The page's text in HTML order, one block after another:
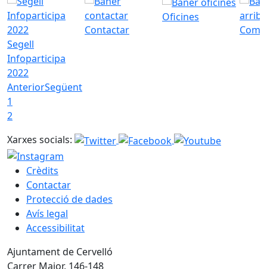
Segell
Infoparticipa
2022
Contactar
Oficines
Com
AnteriorSegüent
1
2
Xarxes socials:
Crèdits
Contactar
Protecció de dades
Avís legal
Accessibilitat
Ajuntament de Cervelló
Carrer Major, 146-148